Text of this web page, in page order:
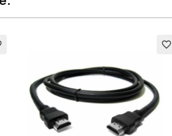
favorite_border
Crea lista dei desideri